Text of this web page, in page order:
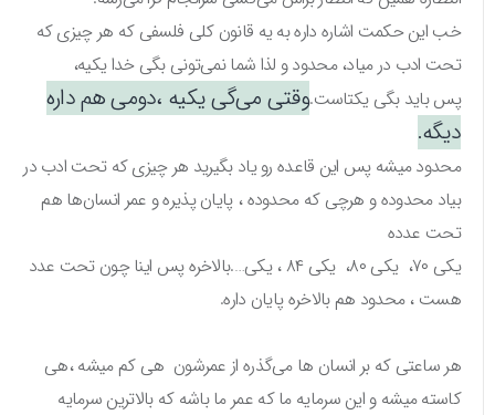
خب این حکمت اشاره داره به یه قانون کلی فلسفی که هر چیزی که
تحت ادب در میاد، محدود و لذا شما نمی‌تونی بگی خدا یکیه،
پس باید بگی یکتاست.وقتی می‌گی یکیه ،دومی هم داره
دیگه.
محدود میشه پس این قاعده رو یاد بگیرید هر چیزی که تحت ادب در
بیاد محدوده و هرچی که محدوده ، پایان پذیره و عمر انسان‌ها هم
تحت عدده
یکی ۷۰، یکی ۸۰، یکی ۸۴ ، یکی….بالاخره پس اینا چون تحت عدد
هست ، محدود هم بالاخره پایان داره.
هر ساعتی که بر انسان ها می‌گذره از عمرشون هی کم میشه ،هی
کاسته میشه و این سرمایه ما که عمر ما باشه که بالاترین سرمایه